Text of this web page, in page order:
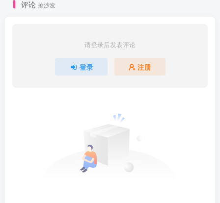
评论 抢沙发
请登录后发表评论
登录 注册